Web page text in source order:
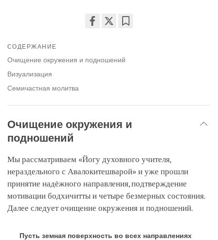
СОДЕРЖАНИЕ
Очищение окружения и подношений
Визуализация
Семичастная молитва
Очищение окружения и
подношений
Мы рассматриваем «Йогу духовного учителя,
нераздельного с Авалокитешварой» и уже прошли
принятие надёжного направления, подтверждение
мотивации бодхичитты и четыре безмерных состояния.
Далее следует очищение окружения и подношений.
Пусть земная поверхность во всех направлениях